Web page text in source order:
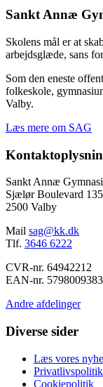
Sankt Annæ
Skolens mål er at
arbejdsglæde, sans
Som den eneste
folkeskole,
Valby.
Læs mere om SAG
Sankt Annæ
Sjælør Boulevard 135
2500 Valby
Mail sag@kk.dk
Tlf. 3646 6222
CVR-nr. 64942212
EAN-nr.
Andre afdelinger
Diverse sider
Læs vores
Privatlivspolitik
Cookiepolitik